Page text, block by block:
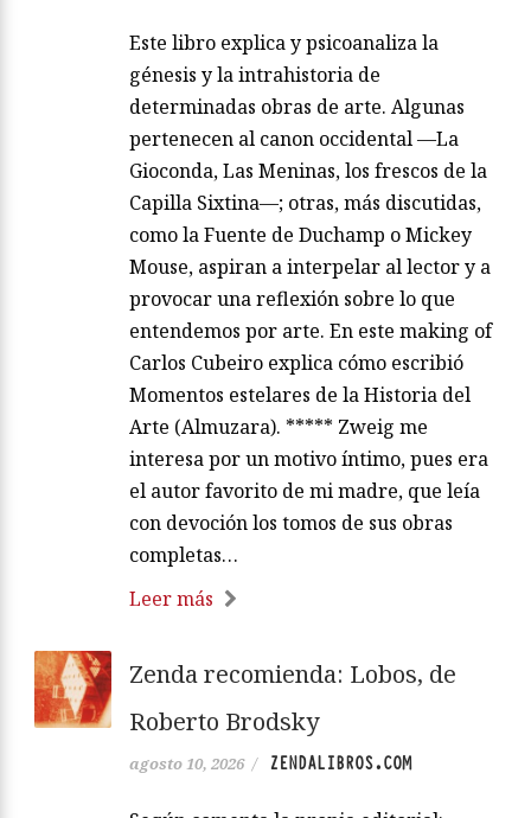
Este libro explica y psicoanaliza la
génesis y la intrahistoria de
determinadas obras de arte. Algunas
pertenecen al canon occidental —La
Gioconda, Las Meninas, los frescos de la
Capilla Sixtina—; otras, más discutidas,
como la Fuente de Duchamp o Mickey
Mouse, aspiran a interpelar al lector y a
provocar una reflexión sobre lo que
entendemos por arte. En este making of
Carlos Cubeiro explica cómo escribió
Momentos estelares de la Historia del
Arte (Almuzara). ***** Zweig me
interesa por un motivo íntimo, pues era
el autor favorito de mi madre, que leía
con devoción los tomos de sus obras
completas…
Leer más
Zenda recomienda: Lobos, de
Roberto Brodsky
agosto 10, 2026 / ZENDALIBROS.COM